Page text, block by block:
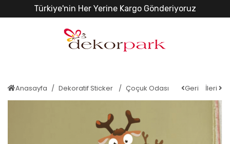
Türkiye'nin Her Yerine Kargo Gönderiyoruz
Anasayfa Dekoratif Sticker Çoçuk Odası Geri İleri